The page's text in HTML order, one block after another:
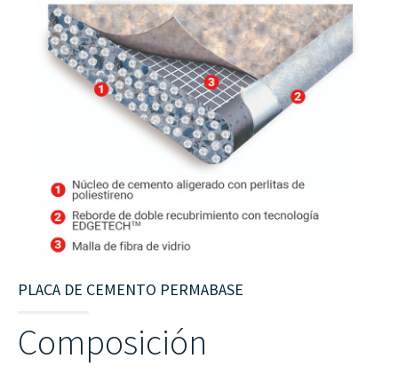
PLACA DE CEMENTO PERMABASE
Composición